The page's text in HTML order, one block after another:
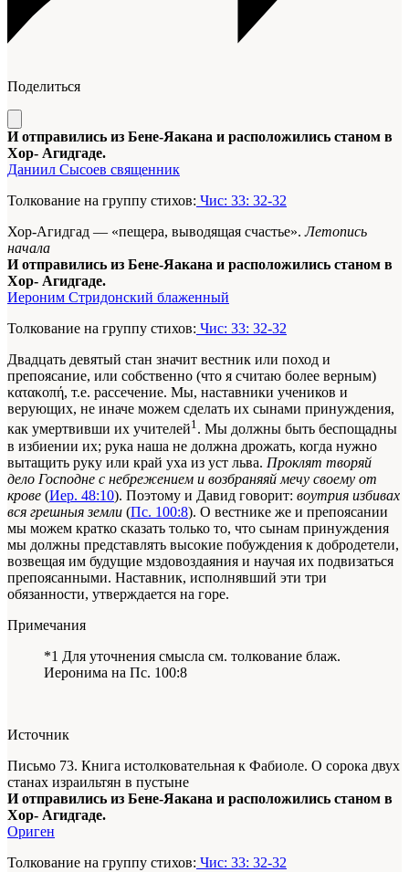
Поделиться
И отправились из Бене-Яакана и расположились станом в
Хор- Агидгаде.
Даниил Сысоев священник
Толкование на группу стихов: Чис: 33: 32-32
Хор-Агидгад — «пещера, выводящая счастье».Летопись
начала
И отправились из Бене-Яакана и расположились станом в
Хор- Агидгаде.
Иероним Стридонский блаженный
Толкование на группу стихов: Чис: 33: 32-32
Двадцать девятый стан значит вестник или поход и
препоясание, или собственно (что я считаю более верным)
κατακοπή, т.е. рассечение. Мы, наставники учеников и
верующих, не иначе можем сделать их сынами принуждения,
как умертвивши их учителей1. Мы должны быть беспощадны
в избиении их; рука наша не должна дрожать, когда нужно
вытащить руку или край уха из уст льва. Проклят творяй
дело Господне с небрежением и возбраняяй мечу своему от
крове (Иер. 48:10). Поэтому и Давид говорит: воутрия избивах
вся грешныя земли (Пс. 100:8). О вестнике же и препоясании
мы можем кратко сказать только то, что сынам принуждения
мы должны представлять высокие побуждения к добродетели,
возвещая им будущие мздовоздаяния и научая их подвизаться
препоясанными. Наставник, исполнявший эти три
обязанности, утверждается на горе.
Примечания
*1 Для уточнения смысла см. толкование блаж.
Иеронима на Пс. 100:8
Источник
Письмо 73. Книга истолковательная к Фабиоле. О сорока двух
станах израильтян в пустыне
И отправились из Бене-Яакана и расположились станом в
Хор- Агидгаде.
Ориген
Толкование на группу стихов: Чис: 33: 32-32